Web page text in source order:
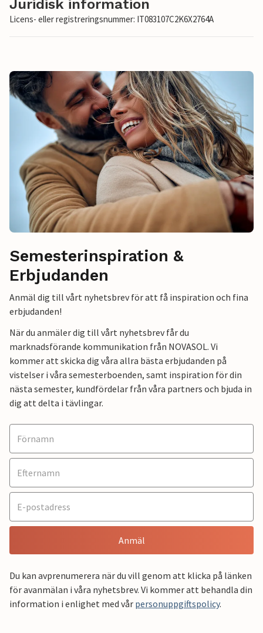
Juridisk information
Licens- eller registreringsnummer: IT083107C2K6X2764A
Semesterinspiration &
Erbjudanden
Anmäl dig till vårt nyhetsbrev för att få inspiration och fina
erbjudanden!
När du anmäler dig till vårt nyhetsbrev får du
marknadsförande kommunikation från NOVASOL. Vi
kommer att skicka dig våra allra bästa erbjudanden på
vistelser i våra semesterboenden, samt inspiration för din
nästa semester, kundfördelar från våra partners och bjuda in
dig att delta i tävlingar.
Anmäl
Du kan avprenumerera när du vill genom att klicka på länken
för avanmälan i våra nyhetsbrev. Vi kommer att behandla din
information i enlighet med vår personuppgiftspolicy.